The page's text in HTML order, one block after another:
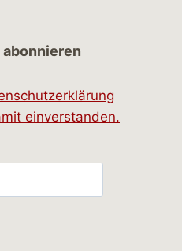
einverstanden.